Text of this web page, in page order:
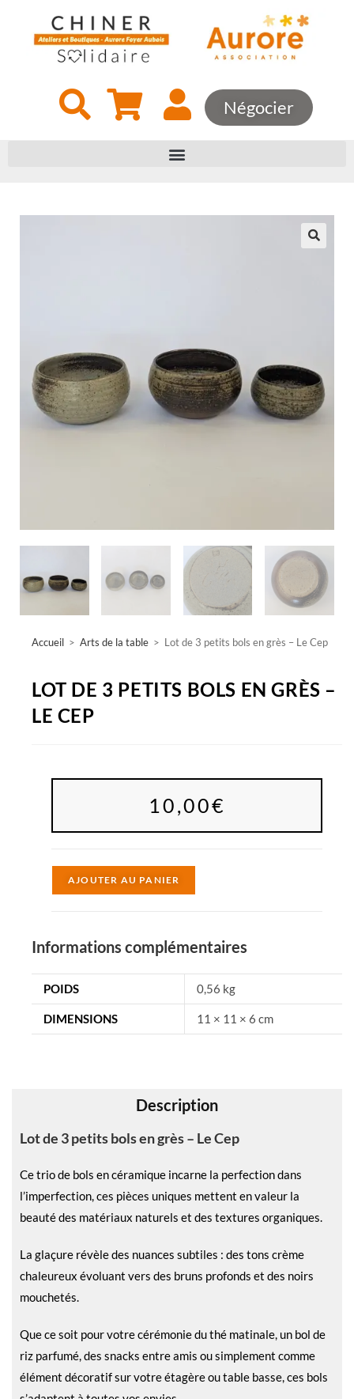
Négocier
Accueil > Arts de la table > Lot de 3 petits bols en grès – Le Cep
LOT DE 3 PETITS BOLS EN GRÈS –
LE CEP
10,00€
AJOUTER AU PANIER
n
a
t
:
Informations complémentaires
POIDS 0,56 kg
DIMENSIONS 11 × 11 × 6 cm
Description
Lot de 3 petits bols en grès – Le Cep
Ce trio de bols en céramique incarne la perfection dans
l’imperfection, ces pièces uniques mettent en valeur la
beauté des matériaux naturels et des textures organiques.
La glaçure révèle des nuances subtiles : des tons crème
chaleureux évoluant vers des bruns profonds et des noirs
mouchetés.
Que ce soit pour votre cérémonie du thé matinale, un bol de
riz parfumé, des snacks entre amis ou simplement comme
élément décoratif sur votre étagère ou table basse, ces bols